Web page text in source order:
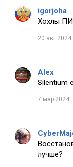
igorjoha
Хохлы
20 авг 2024
Alex
Silentium
7 мар 2024
лучше?